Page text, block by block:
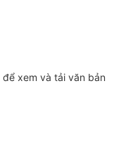
để xem và tải văn bản